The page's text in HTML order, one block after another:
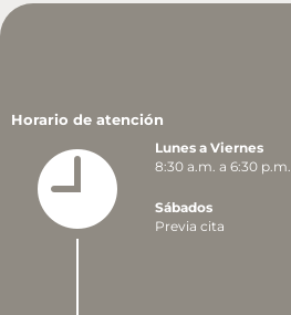
Horario de atención
Lunes a Viernes
8:30 a.m. a 6:30 p.m.
Sábados
Previa cita